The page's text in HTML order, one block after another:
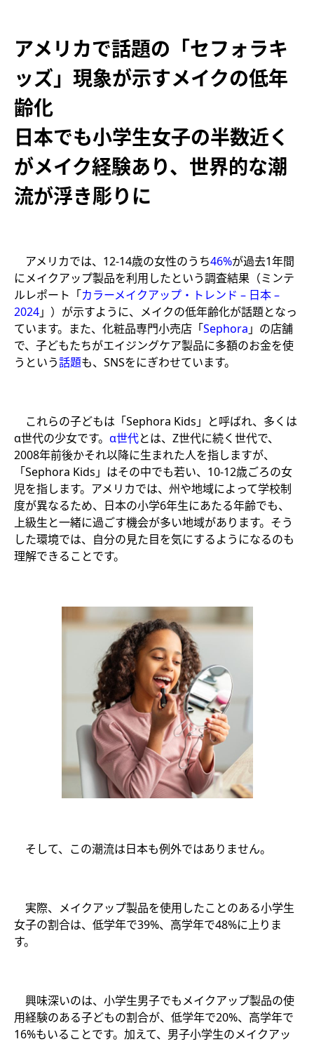
アメリカで話題の「セフォラキ
ッズ」現象が示すメイクの低年
齢化
日本でも小学生女子の半数近く
がメイク経験あり、世界的な潮
流が浮き彫りに
アメリカでは、12-14歳の女性のうち46%が過去1年間
にメイクアップ製品を利用したという調査結果（ミンテ
ルレポート「カラーメイクアップ・トレンド – 日本 –
2024」）が示すように、メイクの低年齢化が話題となっ
ています。また、化粧品専門小売店「Sephora 」の店舗
で、子どもたちがエイジングケア製品に多額のお金を使
うという話題も、SNSをにぎわせています。
これらの子どもは「Sephora Kids」と呼ばれ、多くは
α世代の少女です。 α世代とは、Z世代に続く世代で、
2008年前後かそれ以降に生まれた人を指しますが、
「Sephora Kids」はその中でも若い、10-12歳ごろの女
児を指します。アメリカでは、州や地域によって学校制
度が異なるため、日本の小学6年生にあたる年齢でも、
上級生と一緒に過ごす機会が多い地域があります。そう
した環境では、自分の見た目を気にするようになるのも
理解できることです。
そして、この潮流は日本も例外ではありません。
実際、メイクアップ製品を使用したことのある小学生
女子の割合は、低学年で39%、高学年で48%に上りま
す。
興味深いのは、小学生男子でもメイクアップ製品の使
用経験のある子どもの割合が、低学年で20%、高学年で
16%もいることです。加えて、男子小学生のメイクアッ